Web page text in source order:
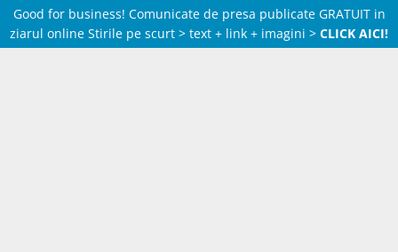
Good for business! Comunicate de presa publicate GRATUIT in
ziarul online Stirile pe scurt > text + link + imagini > CLICK AICI!